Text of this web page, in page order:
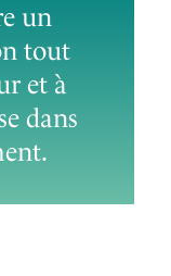
un
tout
et à
dans